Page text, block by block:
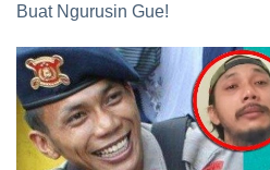
Buat Ngurusin Gue!